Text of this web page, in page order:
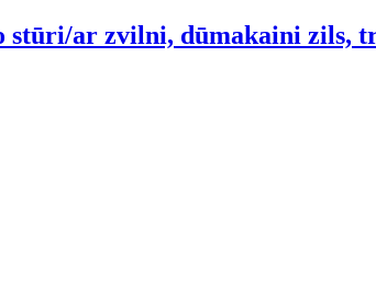
stūri/ar zvilni, dūmakaini zils,